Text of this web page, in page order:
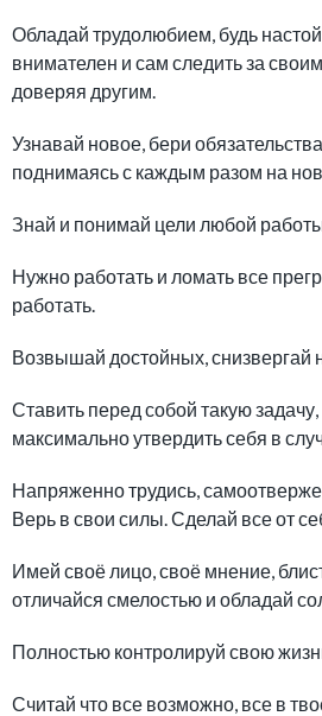
Обладай трудолюбием, будь
внимателен и сам следить за
доверяя другим.
Узнавай новое, бери
поднимаясь с каждым разом на
Знай и понимай цели любой
Нужно работать и ломать все
работать.
Возвышай достойных, снизвергай
Ставить перед собой такую
максимально утвердить себя в
Напряженно трудись,
Верь в свои силы. Сделай все от
Имей своё лицо, своё мнение,
отличайся смелостью и обладай
Полностью контролируй свою
Считай что все возможно, все в